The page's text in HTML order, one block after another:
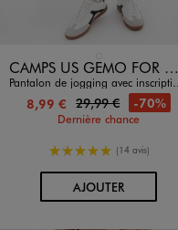
Disponible en 1 coloris CAMPS US GEMO FOR GOOD
Pantalon de jogging avec inscriptions velours homme - Camps United
8,99 € 29,99 € -70%
Dernière chance
5/5 de moyenne
(14 avis)
AJOUTERAU PANIER